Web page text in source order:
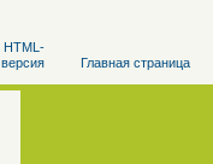
HTML-
версия
Главная страница